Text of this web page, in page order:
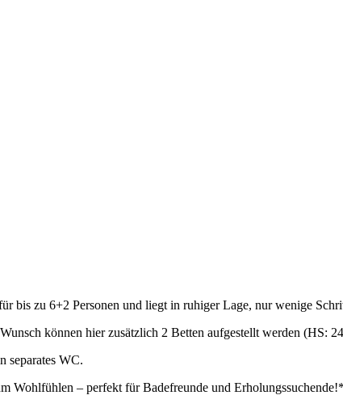
bis zu 6+2 Personen und liegt in ruhiger Lage, nur wenige
können hier zusätzlich 2 Betten aufgestellt werden (HS:
separates WC.
Wohlfühlen – perfekt für Badefreunde und